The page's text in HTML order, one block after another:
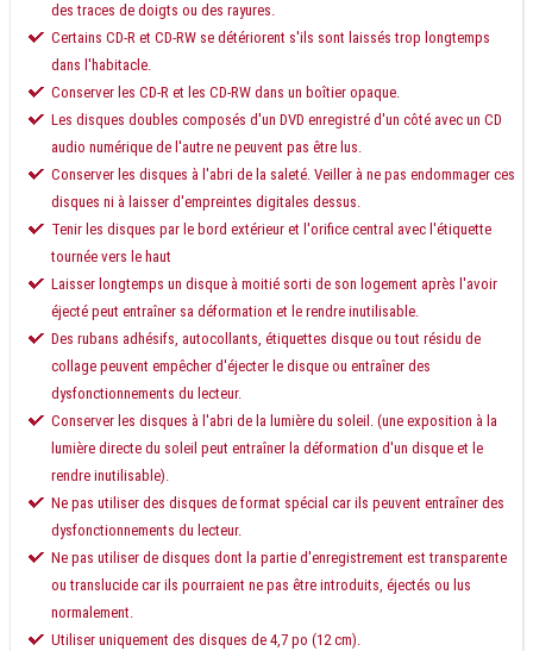
des traces de doigts ou des rayures.
Certains CD-R et CD-RW se détériorent s'ils sont laissés trop longtemps
dans l'habitacle.
Conserver les CD-R et les CD-RW dans un boîtier opaque.
Les disques doubles composés d'un DVD enregistré d'un côté avec un CD
audio numérique de l'autre ne peuvent pas être lus.
Conserver les disques à l'abri de la saleté. Veiller à ne pas endommager ces
disques ni à laisser d'empreintes digitales dessus.
Tenir les disques par le bord extérieur et l'orifice central avec l'étiquette
tournée vers le haut
Laisser longtemps un disque à moitié sorti de son logement après l'avoir
éjecté peut entraîner sa déformation et le rendre inutilisable.
Des rubans adhésifs, autocollants, étiquettes disque ou tout résidu de
collage peuvent empêcher d'éjecter le disque ou entraîner des
dysfonctionnements du lecteur.
Conserver les disques à l'abri de la lumière du soleil. (une exposition à la
lumière directe du soleil peut entraîner la déformation d'un disque et le
rendre inutilisable).
Ne pas utiliser des disques de format spécial car ils peuvent entraîner des
dysfonctionnements du lecteur.
Ne pas utiliser de disques dont la partie d'enregistrement est transparente
ou translucide car ils pourraient ne pas être introduits, éjectés ou lus
normalement.
Utiliser uniquement des disques de 4,7 po (12 cm).